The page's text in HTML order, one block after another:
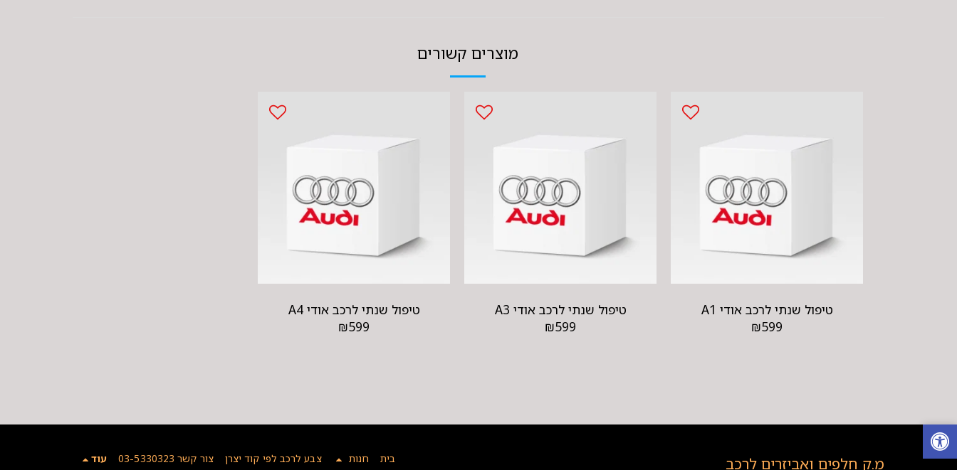
מוצרים קשורים
טיפול שנתי לרכב אודי A1
₪599
טיפול שנתי לרכב אודי A3
₪599
טיפול שנתי לרכב אודי A4
₪599
מ.ק חלפים ואביזרים לרכב בית חנות צבע לרכב לפי קוד יצרן צור קשר 03-5330323 עוד